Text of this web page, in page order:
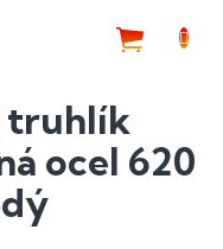
truhlík
ocel 620